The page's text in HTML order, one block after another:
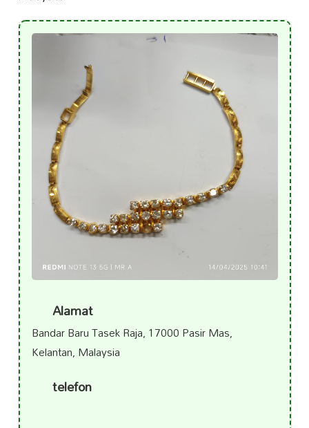
Alamat
Bandar Baru Tasek Raja, 17000 Pasir Mas,
Kelantan, Malaysia
telefon